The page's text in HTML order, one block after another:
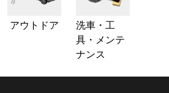
アウトドア
洗車・工
具・メンテ
ナンス